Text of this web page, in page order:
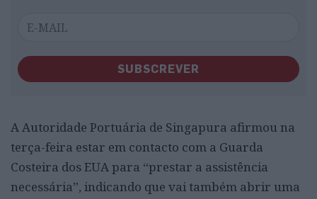
SUBSCREVER
A Autoridade Portuária de Singapura afirmou na
terça-feira estar em contacto com a Guarda
Costeira dos EUA para “prestar a assistência
necessária”, indicando que vai também abrir uma